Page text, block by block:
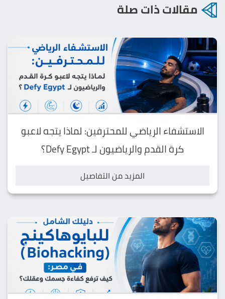
مقالات ذات صلة
الاستشفاء الرياضي للمحترفين: لماذا يتجه لاعبو
كرة القدم والرياضيون لـ Defy Egypt؟
المزيد من التفاصيل